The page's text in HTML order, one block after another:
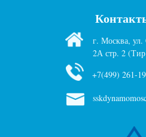
г. Москва, ул.
2А стр. 2
+7(499) 261-